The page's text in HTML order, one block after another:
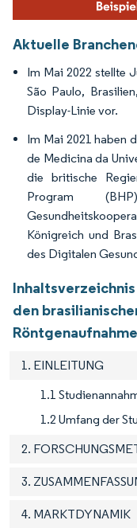
Aktuelle
Im Mai 2022 stellte
São Paulo,
Display-Linie vor.
Im Mai 2021 haben
de Medicina da
die britische
Program
Königreich und
des Digitalen
den
1. EINLEITUNG
1.1
1.2 Umfang der
2.
3.
4. MARKTDYNAMIK